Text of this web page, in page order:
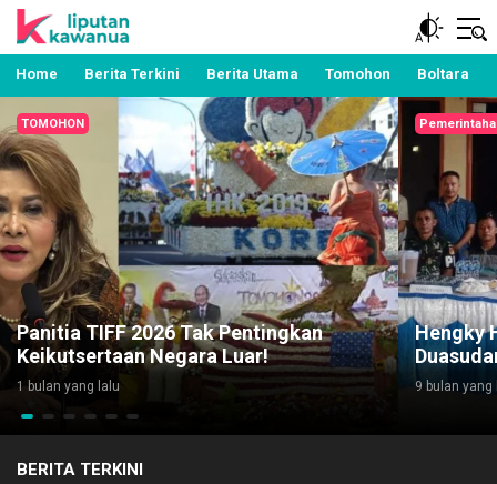
Liputan Kawanua
Berita Manado, Sulawesi Utara, Kawanua, Politik,
Pemerintahan, Hukum Kriminal dan Nasional
Home Berita Terkini Berita Utama Tomohon Boltara
TOMOHON
Panitia TIFF 2026 Tak Pentingkan
Keikutsertaan Negara Luar!
1 bulan yang lalu
Hengky
9 bulan yang
BERITA TERKINI